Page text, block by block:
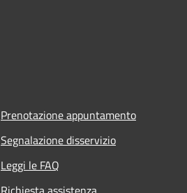
Prenotazione appuntamento
Segnalazione disservizio
Leggi le FAQ